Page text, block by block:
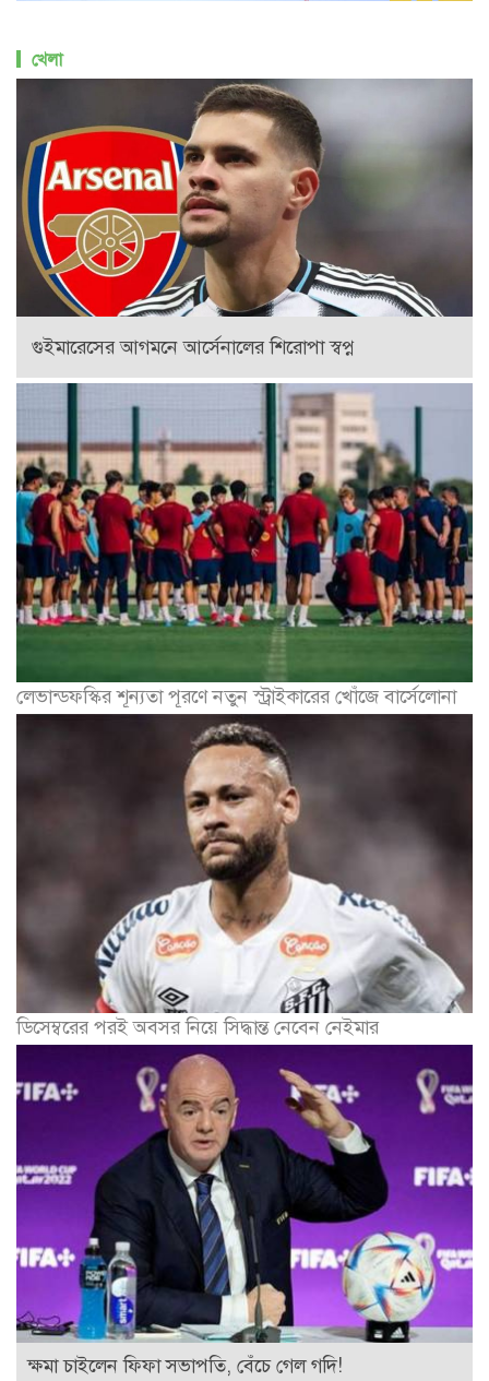
খেলা
গুইমারেসের আগমনে আর্সেনালের শিরোপা স্বপ্ন
লেভান্ডফস্কির শূন্যতা পূরণে নতুন স্ট্রাইকারের খোঁজে বার্সেলোনা
ডিসেম্বরের পরই অবসর নিয়ে সিদ্ধান্ত নেবেন নেইমার
ক্ষমা চাইলেন ফিফা সভাপতি, বেঁচে গেল গদি!